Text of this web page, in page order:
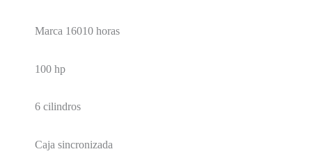
Marca 16010 horas
100 hp
6 cilindros
Caja sincronizada